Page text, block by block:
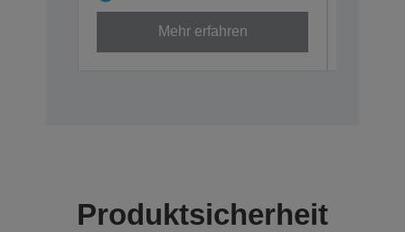
Mehr erfahren
Produktsicherheit